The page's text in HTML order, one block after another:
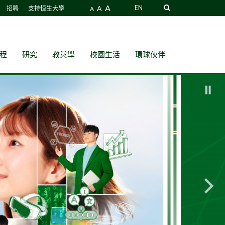
招聘 支持恒生大學 A A A EN
研究 教與學 校園生活 環球伙伴